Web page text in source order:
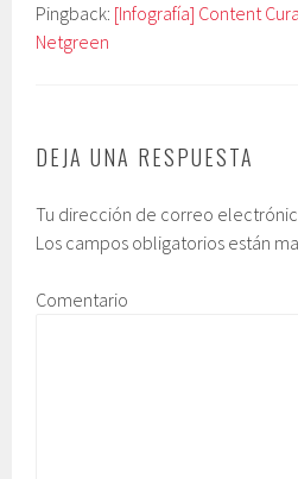
Pingback: [Infografía] Content
Netgreen
DEJA UNA RESPUESTA
Tu dirección de correo
Los campos obligatorios están
Comentario